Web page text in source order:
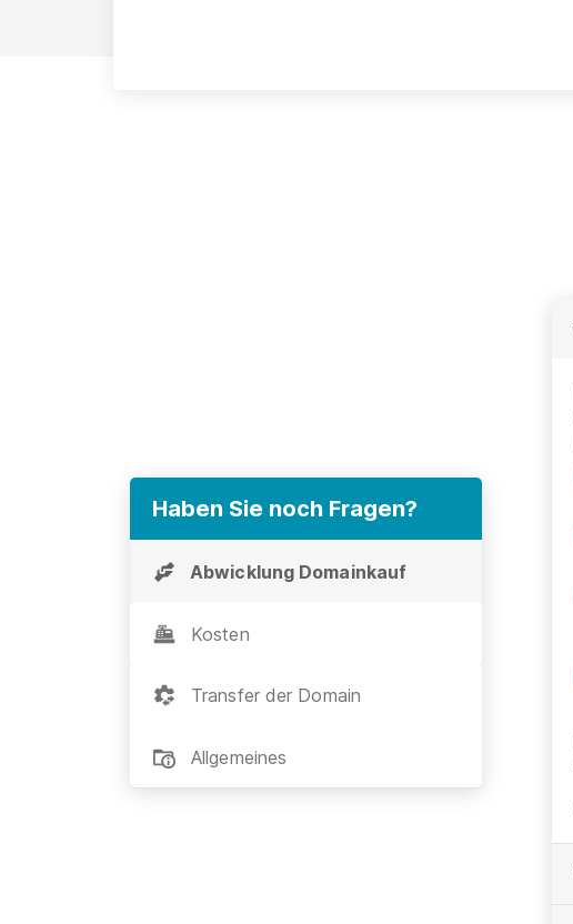
Haben Sie noch Fragen?
Abwicklung Domainkauf
Kosten
Transfer der Domain
Allgemeines